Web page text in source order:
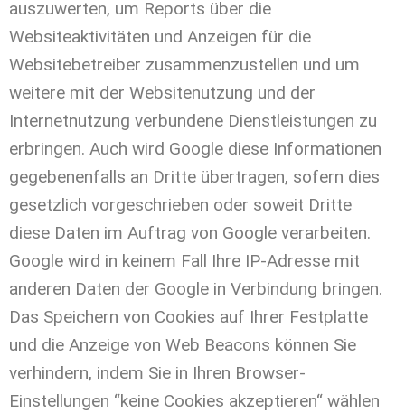
auszuwerten, um Reports über die
Websiteaktivitäten und Anzeigen für die
Websitebetreiber zusammenzustellen und um
weitere mit der Websitenutzung und der
Internetnutzung verbundene Dienstleistungen zu
erbringen. Auch wird Google diese Informationen
gegebenenfalls an Dritte übertragen, sofern dies
gesetzlich vorgeschrieben oder soweit Dritte
diese Daten im Auftrag von Google verarbeiten.
Google wird in keinem Fall Ihre IP-Adresse mit
anderen Daten der Google in Verbindung bringen.
Das Speichern von Cookies auf Ihrer Festplatte
und die Anzeige von Web Beacons können Sie
verhindern, indem Sie in Ihren Browser-
Einstellungen “keine Cookies akzeptieren“ wählen